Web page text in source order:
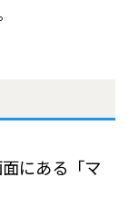
にある「マ